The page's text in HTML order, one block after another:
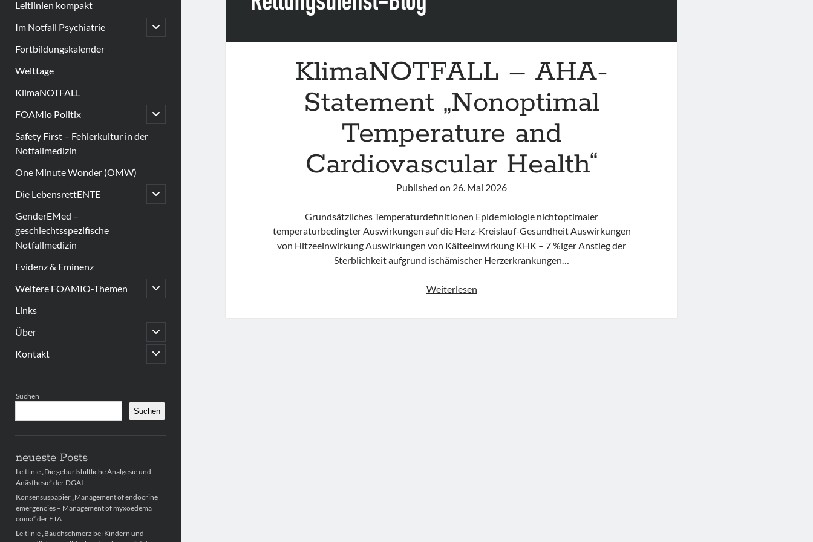
Leitlinien kompakt
Im Notfall Psychiatrie
open
child
Fortbildungskalender
Welttage
KlimaNOTFALL
FOAMio Politix
open
child
Safety First – Fehlerkultur in der
Notfallmedizin
One Minute Wonder (OMW)
Die LebensrettENTE
open
child
GenderEMed –
geschlechtsspezifische
Notfallmedizin
Evidenz & Eminenz
Weitere FOAMIO-Themen
open
child
Links
Über
open
child
menu
Kontakt
open
child
Suchen
Suchen
neueste Posts
Leitlinie „Die geburtshilfliche Analgesie und
Anästhesie“ der DGAI
Konsensuspapier „Management of endocrine
emergencies – Management of myxoedema
coma“ der ETA
Leitlinie „Bauchschmerz bei Kindern und
KlimaNOTFALL – AHA-
Statement „Nonoptimal
Temperature and
Cardiovascular Health“
Published on 26. Mai 2026
Grundsätzliches Temperaturdefinitionen Epidemiologie nichtoptimaler
temperaturbedingter Auswirkungen auf die Herz-Kreislauf-Gesundheit Auswirkungen
von Hitzeeinwirkung Auswirkungen von Kälteeinwirkung KHK – 7 %iger Anstieg der
Sterblichkeit aufgrund ischämischer Herzerkrankungen…
WeiterlesenKlimaNOTFALL